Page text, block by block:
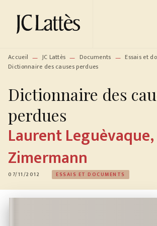
MENU RECHERCHE
PIED DE PAGE
Accueil — JC Lattès — Documents — Essais et
Dictionnaire des causes perdues
Dictionnaire des
perdues
Laurent Leguèvaque,
Zimermann
07/11/2012 ESSAIS ET DOCUMENTS